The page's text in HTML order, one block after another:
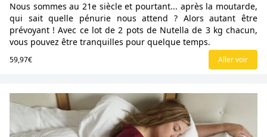
Nous sommes au 21e siècle et pourtant... après la moutarde,
qui sait quelle pénurie nous attend ? Alors autant être
prévoyant ! Avec ce lot de 2 pots de Nutella de 3 kg chacun,
vous pouvez être tranquilles pour quelque temps.
59,97€ Aller voir